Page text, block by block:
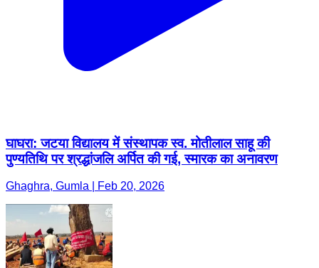
घाघरा: जटया विद्यालय में संस्थापक स्व. मोतीलाल साहू की
पुण्यतिथि पर श्रद्धांजलि अर्पित की गई, स्मारक का अनावरण
Ghaghra, Gumla | Feb 20, 2026